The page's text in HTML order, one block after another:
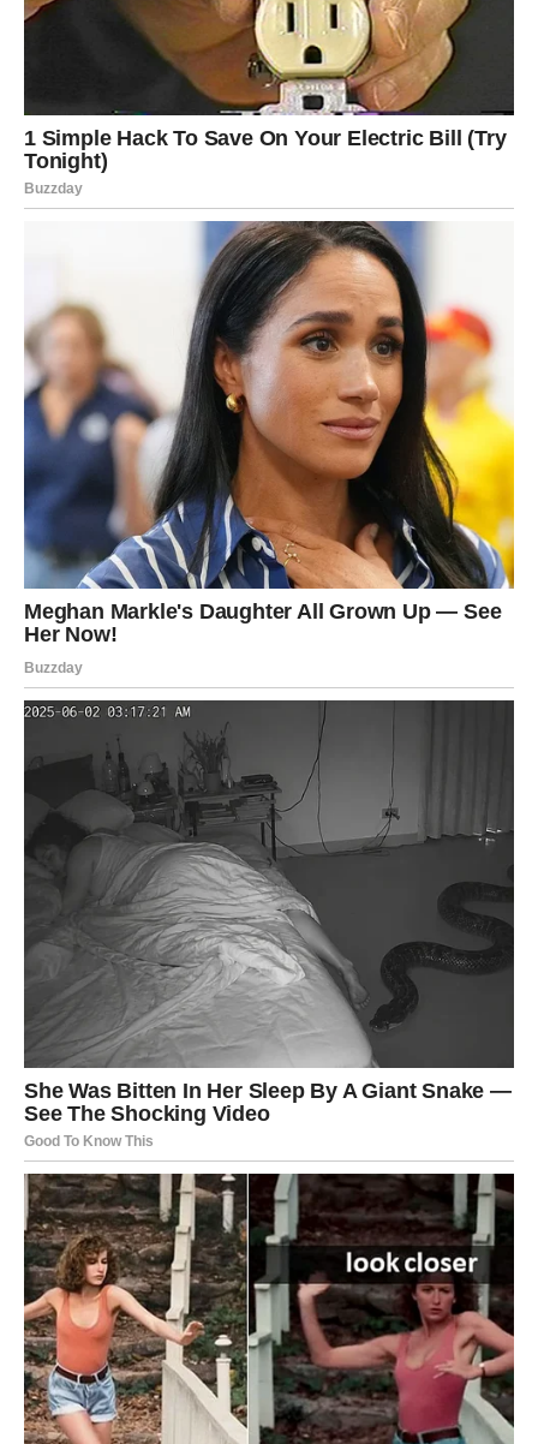
plodnosti tla i zdravlju biljaka.
Pristupačnost i jednostavna priprema– nije vam
potrebna laboratorija ni posebna oprema.
Koje biljke imaju najviše koristi od
ovsenog đubriva?
Iako je pogodno za skoro sve biljke, posebno se
preporučuje za:
Paradajz– jer mu je potreban stabilan izvor azota i
kalijuma.
Luk i beli luk
– koji imaju koristi od bogatog, zdravog
tla.
Paprike i krastavce– zbog svog intenzivnog rasta i
potrebe za kvalitetnim đubrivom.
Cveće– naročito ono koje cveta više puta godišnje.
Zeleniš i salate– kojima je važno konstantno
snabdevanje azotom.
Praktična primena: Kako
pripremiti i koristiti prirodno
đubrivo od ovsa
Proces pripreme ovog prirodnog đubriva je izuzetno
jednostavan i ne zahteva nikakve posebne veštine. Sve
što vam je potrebno jeste
kašika ovsenih pahuljica, malo
tople vode i strpljenje .
Korak po korak: Priprema tečnog đubriva
Da biste pripremili prirodno tečno đubrivo koje će vaši
usevi obožavati, pratite sledeće korake:
Izmerite jednu supenu kašiku ovsenih pahuljica.
Sameljite ih u prah– najbolje pomoću električnog
mlinčića za kafu ili blendera. Ovo ubrzava oslobađanje
hranljivih sastojaka.